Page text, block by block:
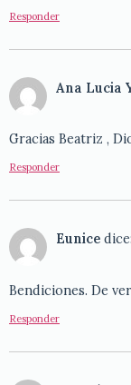
Responder
Ana Lucia
Gracias Beatriz ,
Responder
Eunice dice:
Bendiciones. De
Responder